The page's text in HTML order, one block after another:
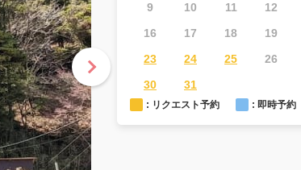
9
10 11 12
16
17 18 19
23
24 25 26
30
31
: リクエスト予約 : 即時予約